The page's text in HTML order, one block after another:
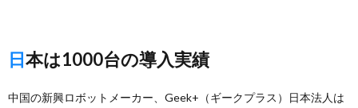
日本は1000台の導入実績
中国の新興ロボットメーカー、Geek+（ギークプラス）日本法人は